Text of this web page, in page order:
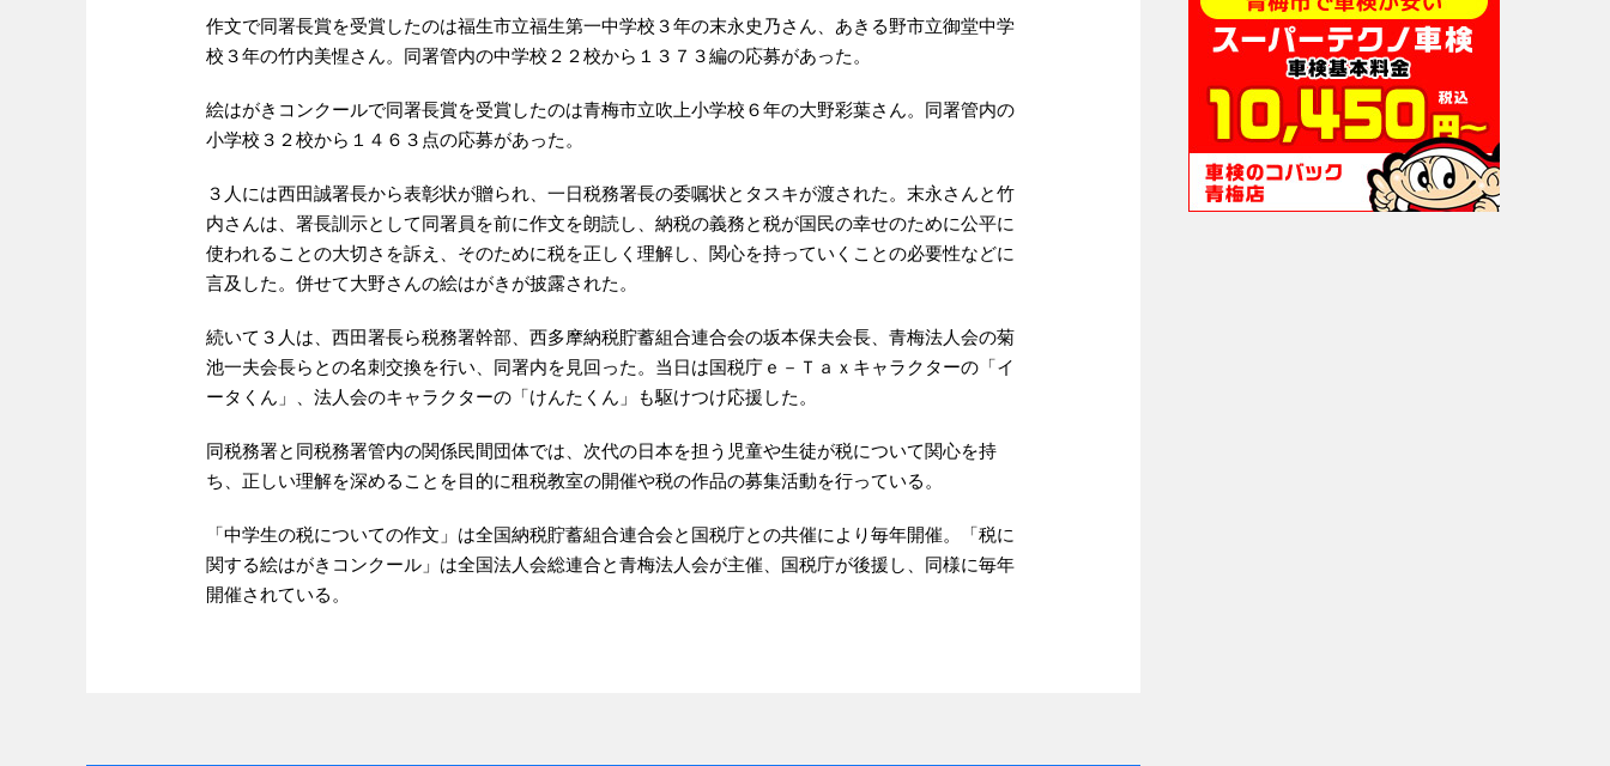
作文で同署長賞を受賞したのは福生市立福生第一中学校３年の末永史乃さん、あきる野市立御堂中学
校３年の竹内美惺さん。同署管内の中学校２２校から１３７３編の応募があった。
絵はがきコンクールで同署長賞を受賞したのは青梅市立吹上小学校６年の大野彩葉さん。同署管内の
小学校３２校から１４６３点の応募があった。
３人には西田誠署長から表彰状が贈られ、一日税務署長の委嘱状とタスキが渡された。末永さんと竹
内さんは、署長訓示として同署員を前に作文を朗読し、納税の義務と税が国民の幸せのために公平に
使われることの大切さを訴え、そのために税を正しく理解し、関心を持っていくことの必要性などに
言及した。併せて大野さんの絵はがきが披露された。
続いて３人は、西田署長ら税務署幹部、西多摩納税貯蓄組合連合会の坂本保夫会長、青梅法人会の菊
池一夫会長らとの名刺交換を行い、同署内を見回った。当日は国税庁ｅ－Ｔａｘキャラクターの「イ
ータくん」、法人会のキャラクターの「けんたくん」も駆けつけ応援した。
同税務署と同税務署管内の関係民間団体では、次代の日本を担う児童や生徒が税について関心を持
ち、正しい理解を深めることを目的に租税教室の開催や税の作品の募集活動を行っている。
「中学生の税についての作文」は全国納税貯蓄組合連合会と国税庁との共催により毎年開催。「税に
関する絵はがきコンクール」は全国法人会総連合と青梅法人会が主催、国税庁が後援し、同様に毎年
開催されている。